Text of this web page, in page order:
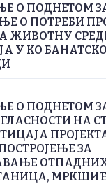
О ПОДНЕТОМ
О ПОТРЕБИ
ЖИВОТНУ
У КО
О ПОДНЕТОМ
НА
ЗА